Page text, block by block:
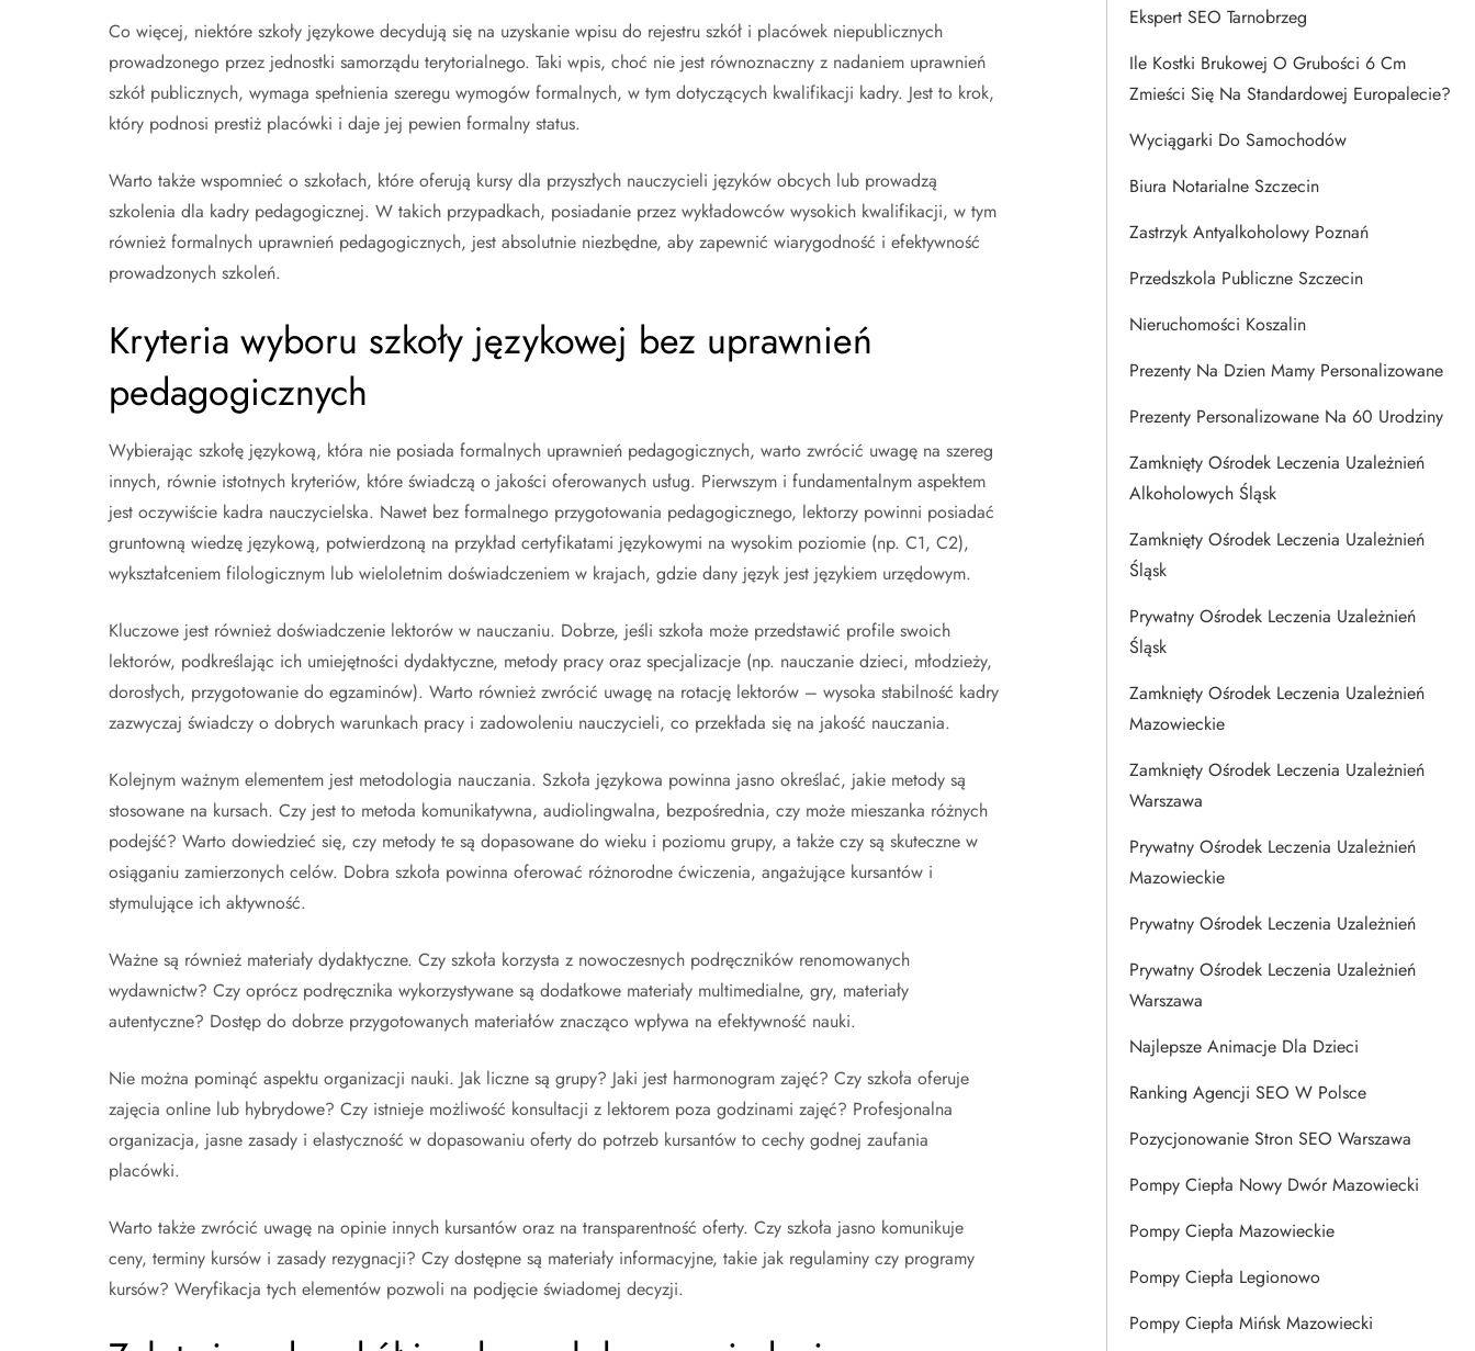
Co więcej, niektóre szkoły językowe decydują się na uzyskanie wpisu do rejestru szkół i placówek niepublicznych
prowadzonego przez jednostki samorządu terytorialnego. Taki wpis, choć nie jest równoznaczny z nadaniem uprawnień
szkół publicznych, wymaga spełnienia szeregu wymogów formalnych, w tym dotyczących kwalifikacji kadry. Jest to krok,
który podnosi prestiż placówki i daje jej pewien formalny status.
Warto także wspomnieć o szkołach, które oferują kursy dla przyszłych nauczycieli języków obcych lub prowadzą
szkolenia dla kadry pedagogicznej. W takich przypadkach, posiadanie przez wykładowców wysokich kwalifikacji, w tym
również formalnych uprawnień pedagogicznych, jest absolutnie niezbędne, aby zapewnić wiarygodność i efektywność
prowadzonych szkoleń.
Kryteria wyboru szkoły językowej bez uprawnień
pedagogicznych
Wybierając szkołę językową, która nie posiada formalnych uprawnień pedagogicznych, warto zwrócić uwagę na szereg
innych, równie istotnych kryteriów, które świadczą o jakości oferowanych usług. Pierwszym i fundamentalnym aspektem
jest oczywiście kadra nauczycielska. Nawet bez formalnego przygotowania pedagogicznego, lektorzy powinni posiadać
gruntowną wiedzę językową, potwierdzoną na przykład certyfikatami językowymi na wysokim poziomie (np. C1, C2),
wykształceniem filologicznym lub wieloletnim doświadczeniem w krajach, gdzie dany język jest językiem urzędowym.
Kluczowe jest również doświadczenie lektorów w nauczaniu. Dobrze, jeśli szkoła może przedstawić profile swoich
lektorów, podkreślając ich umiejętności dydaktyczne, metody pracy oraz specjalizacje (np. nauczanie dzieci, młodzieży,
dorosłych, przygotowanie do egzaminów). Warto również zwrócić uwagę na rotację lektorów – wysoka stabilność kadry
zazwyczaj świadczy o dobrych warunkach pracy i zadowoleniu nauczycieli, co przekłada się na jakość nauczania.
Kolejnym ważnym elementem jest metodologia nauczania. Szkoła językowa powinna jasno określać, jakie metody są
stosowane na kursach. Czy jest to metoda komunikatywna, audiolingwalna, bezpośrednia, czy może mieszanka różnych
podejść? Warto dowiedzieć się, czy metody te są dopasowane do wieku i poziomu grupy, a także czy są skuteczne w
osiąganiu zamierzonych celów. Dobra szkoła powinna oferować różnorodne ćwiczenia, angażujące kursantów i
stymulujące ich aktywność.
Ważne są również materiały dydaktyczne. Czy szkoła korzysta z nowoczesnych podręczników renomowanych
wydawnictw? Czy oprócz podręcznika wykorzystywane są dodatkowe materiały multimedialne, gry, materiały
autentyczne? Dostęp do dobrze przygotowanych materiałów znacząco wpływa na efektywność nauki.
Nie można pominąć aspektu organizacji nauki. Jak liczne są grupy? Jaki jest harmonogram zajęć? Czy szkoła oferuje
zajęcia online lub hybrydowe? Czy istnieje możliwość konsultacji z lektorem poza godzinami zajęć? Profesjonalna
organizacja, jasne zasady i elastyczność w dopasowaniu oferty do potrzeb kursantów to cechy godnej zaufania
placówki.
Warto także zwrócić uwagę na opinie innych kursantów oraz na transparentność oferty. Czy szkoła jasno komunikuje
ceny, terminy kursów i zasady rezygnacji? Czy dostępne są materiały informacyjne, takie jak regulaminy czy programy
kursów? Weryfikacja tych elementów pozwoli na podjęcie świadomej decyzji.
Ekspert SEO Tarnobrzeg
Ile Kostki Brukowej O Grubości 6 Cm
Zmieści Się Na Standardowej Europalecie?
Wyciągarki Do Samochodów
Biura Notarialne Szczecin
Zastrzyk Antyalkoholowy Poznań
Przedszkola Publiczne Szczecin
Nieruchomości Koszalin
Prezenty Na Dzien Mamy Personalizowane
Prezenty Personalizowane Na 60 Urodziny
Zamknięty Ośrodek Leczenia Uzależnień
Alkoholowych Śląsk
Zamknięty Ośrodek Leczenia Uzależnień
Śląsk
Prywatny Ośrodek Leczenia Uzależnień
Śląsk
Zamknięty Ośrodek Leczenia Uzależnień
Mazowieckie
Zamknięty Ośrodek Leczenia Uzależnień
Warszawa
Prywatny Ośrodek Leczenia Uzależnień
Mazowieckie
Prywatny Ośrodek Leczenia Uzależnień
Prywatny Ośrodek Leczenia Uzależnień
Warszawa
Najlepsze Animacje Dla Dzieci
Ranking Agencji SEO W Polsce
Pozycjonowanie Stron SEO Warszawa
Pompy Ciepła Nowy Dwór Mazowiecki
Pompy Ciepła Mazowieckie
Pompy Ciepła Legionowo
Pompy Ciepła Mińsk Mazowiecki